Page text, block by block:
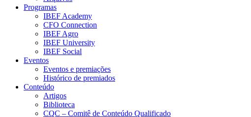
Programas
IBEF Academy
CFO Connection
IBEF Agro
IBEF University
IBEF Social
Eventos
Eventos e premiações
Histórico de premiados
Conteúdo
Artigos
Biblioteca
CQC – Comitê de Conteúdo Qualificado